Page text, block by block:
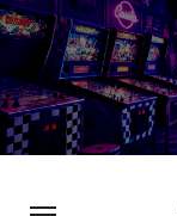
Skip
content